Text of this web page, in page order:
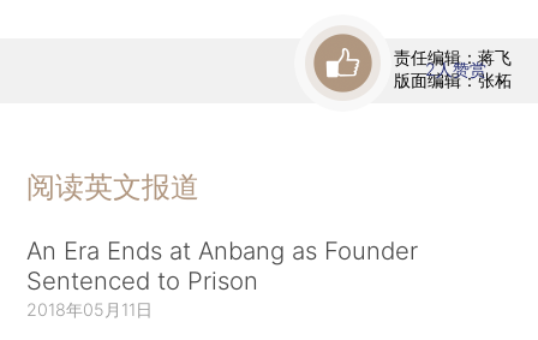
责任编辑：蒋飞
版面编辑：张柘
2人赞赏
阅读英文报道
An Era Ends at Anbang as Founder
Sentenced to Prison
2018年05月11日